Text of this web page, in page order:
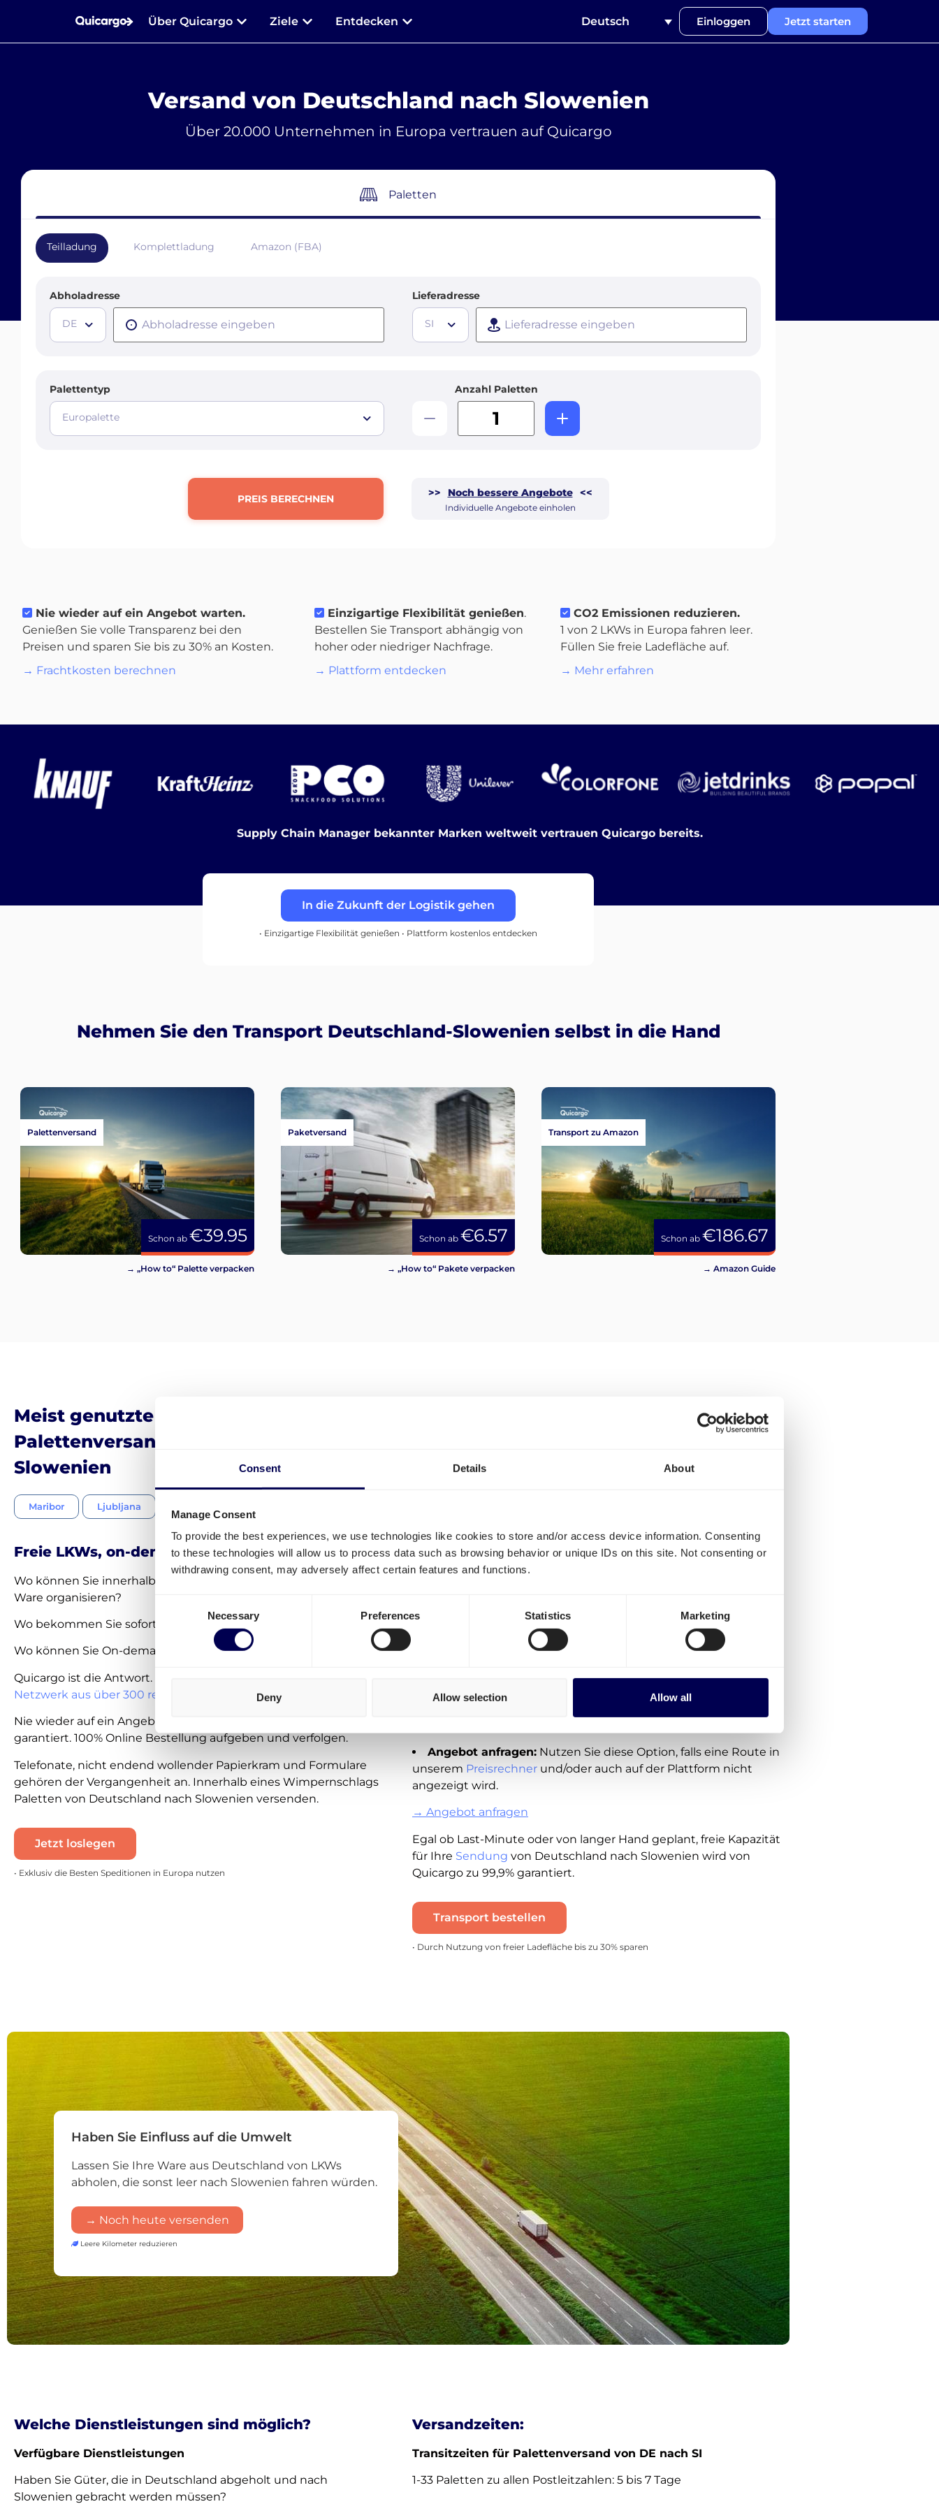
Consent Details About
Manage Consent
To provide the best experiences, we use technologies like cookies to store and/or access device information. Consenting
to these technologies will allow us to process data such as browsing behavior or unique IDs on this site. Not consenting or
withdrawing consent, may adversely affect certain features and functions.
Necessary Preferences Statistics Marketing
Deny Allow selection Allow all
Über Quicargo Ziele Entdecken Deutsch Einloggen Jetzt starten
Versand von Deutschland nach Slowenien
Über 20.000 Unternehmen in Europa vertrauen auf Quicargo
Paletten
Teilladung Komplettladung Amazon (FBA)
Abholadresse
DE
Lieferadresse
SI
Palettentyp
Europalette
Anzahl Paletten
PREIS BERECHNEN >> Noch bessere Angebote <<
Individuelle Angebote einholen
Nie wieder auf ein Angebot warten.
Genießen Sie volle Transparenz bei den
Preisen und sparen Sie bis zu 30% an Kosten.
→ Frachtkosten berechnen
Einzigartige Flexibilität genießen.
Bestellen Sie Transport abhängig von
hoher oder niedriger Nachfrage.
→ Plattform entdecken
CO2 Emissionen reduzieren.
1 von 2 LKWs in Europa fahren leer.
Füllen Sie freie Ladefläche auf.
→ Mehr erfahren
Supply Chain Manager bekannter Marken weltweit vertrauen Quicargo bereits.
In die Zukunft der Logistik gehen
• Einzigartige Flexibilität genießen • Plattform kostenlos entdecken
Nehmen Sie den Transport Deutschland-Slowenien selbst in die Hand
Schon ab€39.95
Palettenversand
→ „How to“ Palette verpacken
Schon ab€6.57
Paketversand
→ „How to“ Pakete verpacken
Schon ab€186.67
Transport zu Amazon
→ Amazon Guide
Meist genutzte Städte für
Palettenversand von Deutschland nach
Slowenien
Maribor Ljubljana
Freie LKWs, on-demand!
Wo können Sie innerhalb von 30 Sekunden den Transport Ihrer
Ware organisieren?
Wo bekommen Sie sofort einen Preisvorschlag?
Wo können Sie On-demand bestellen?
Quicargo ist die Antwort. Erlangen Sie direkt Zugriff zu
Netzwerk aus über 300 renommierten europäischen Speditionen
Nie wieder auf ein Angebot warten. Freie Kapazität ist zu 99%
garantiert. 100% Online Bestellung aufgeben und verfolgen.
Telefonate, nicht endend wollender Papierkram und Formulare
gehören der Vergangenheit an. Innerhalb eines Wimpernschlags
Paletten von Deutschland nach Slowenien versenden.
Jetzt loslegen
• Exklusiv die Besten Speditionen in Europa nutzen
Welche unterschiedlichen Preisangebote gibt es
Es ist wichtig, von drei unterschiedliche Arten von Preisen zu
Jedoch sind diese Preise nicht für alle Routen verfügbar. Wir
fügen konstant neue Echtzeitpreise für Versandrouten von
→ Kostenlos Account erstellen
Vertragliche Preise:
auf großes Volumen bekommen noch
bessere Preise und Rabatte.
Diese sind ausschließlich für Versender mit mehr als 50
Sendungen pro Monat verfügbar.
Angebot anfragen: Nutzen Sie diese Option, falls eine Route in
unserem Preisrechner und/oder auch auf der Plattform nicht
angezeigt wird.
→ Angebot anfragen
Egal ob Last-Minute oder von langer Hand geplant, freie Kapazität
für Ihre Sendung von Deutschland nach Slowenien wird von
Quicargo zu 99,9% garantiert.
Transport bestellen
• Durch Nutzung von freier Ladefläche bis zu 30% sparen
Haben Sie Einfluss auf die Umwelt
Lassen Sie Ihre Ware aus Deutschland von LKWs
abholen, die sonst leer nach Slowenien fahren würden.
→ Noch heute versenden
Leere Kilometer reduzieren
Welche Dienstleistungen sind möglich?
Verfügbare Dienstleistungen
Haben Sie Güter, die in Deutschland abgeholt und nach
Slowenien gebracht werden müssen?
Versandzeiten:
Transitzeiten für Palettenversand von DE nach SI
1-33 Paletten zu allen Postleitzahlen: 5 bis 7 Tage